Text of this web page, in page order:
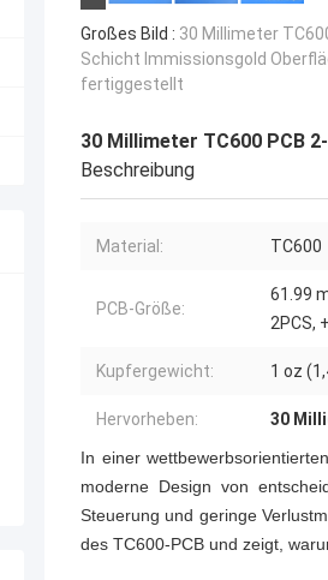
Großes Bild : 30 Millimeter
Schicht Immissionsgold
fertiggestellt
30 Millimeter TC600 PCB
Beschreibung
Material: TC600
PCB-Größe:
61.99
2PCS,
Kupfergewicht: 1 oz
Hervorheben:
30
In einer
moderne Design von
Steuerung und geringe
des TC600-PCB und zeigt,